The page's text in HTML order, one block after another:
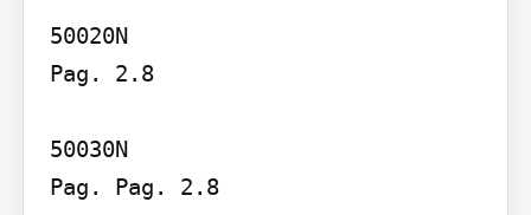
50020N
Pag. 2.8
50030N
Pag. Pag. 2.8